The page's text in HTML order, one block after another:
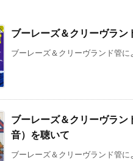
ブーレーズ＆クリーヴラ
ブーレーズ＆クリーヴランド管
ブーレーズ＆クリーヴラ
音）を聴いて
ブーレーズ＆クリーヴランド管